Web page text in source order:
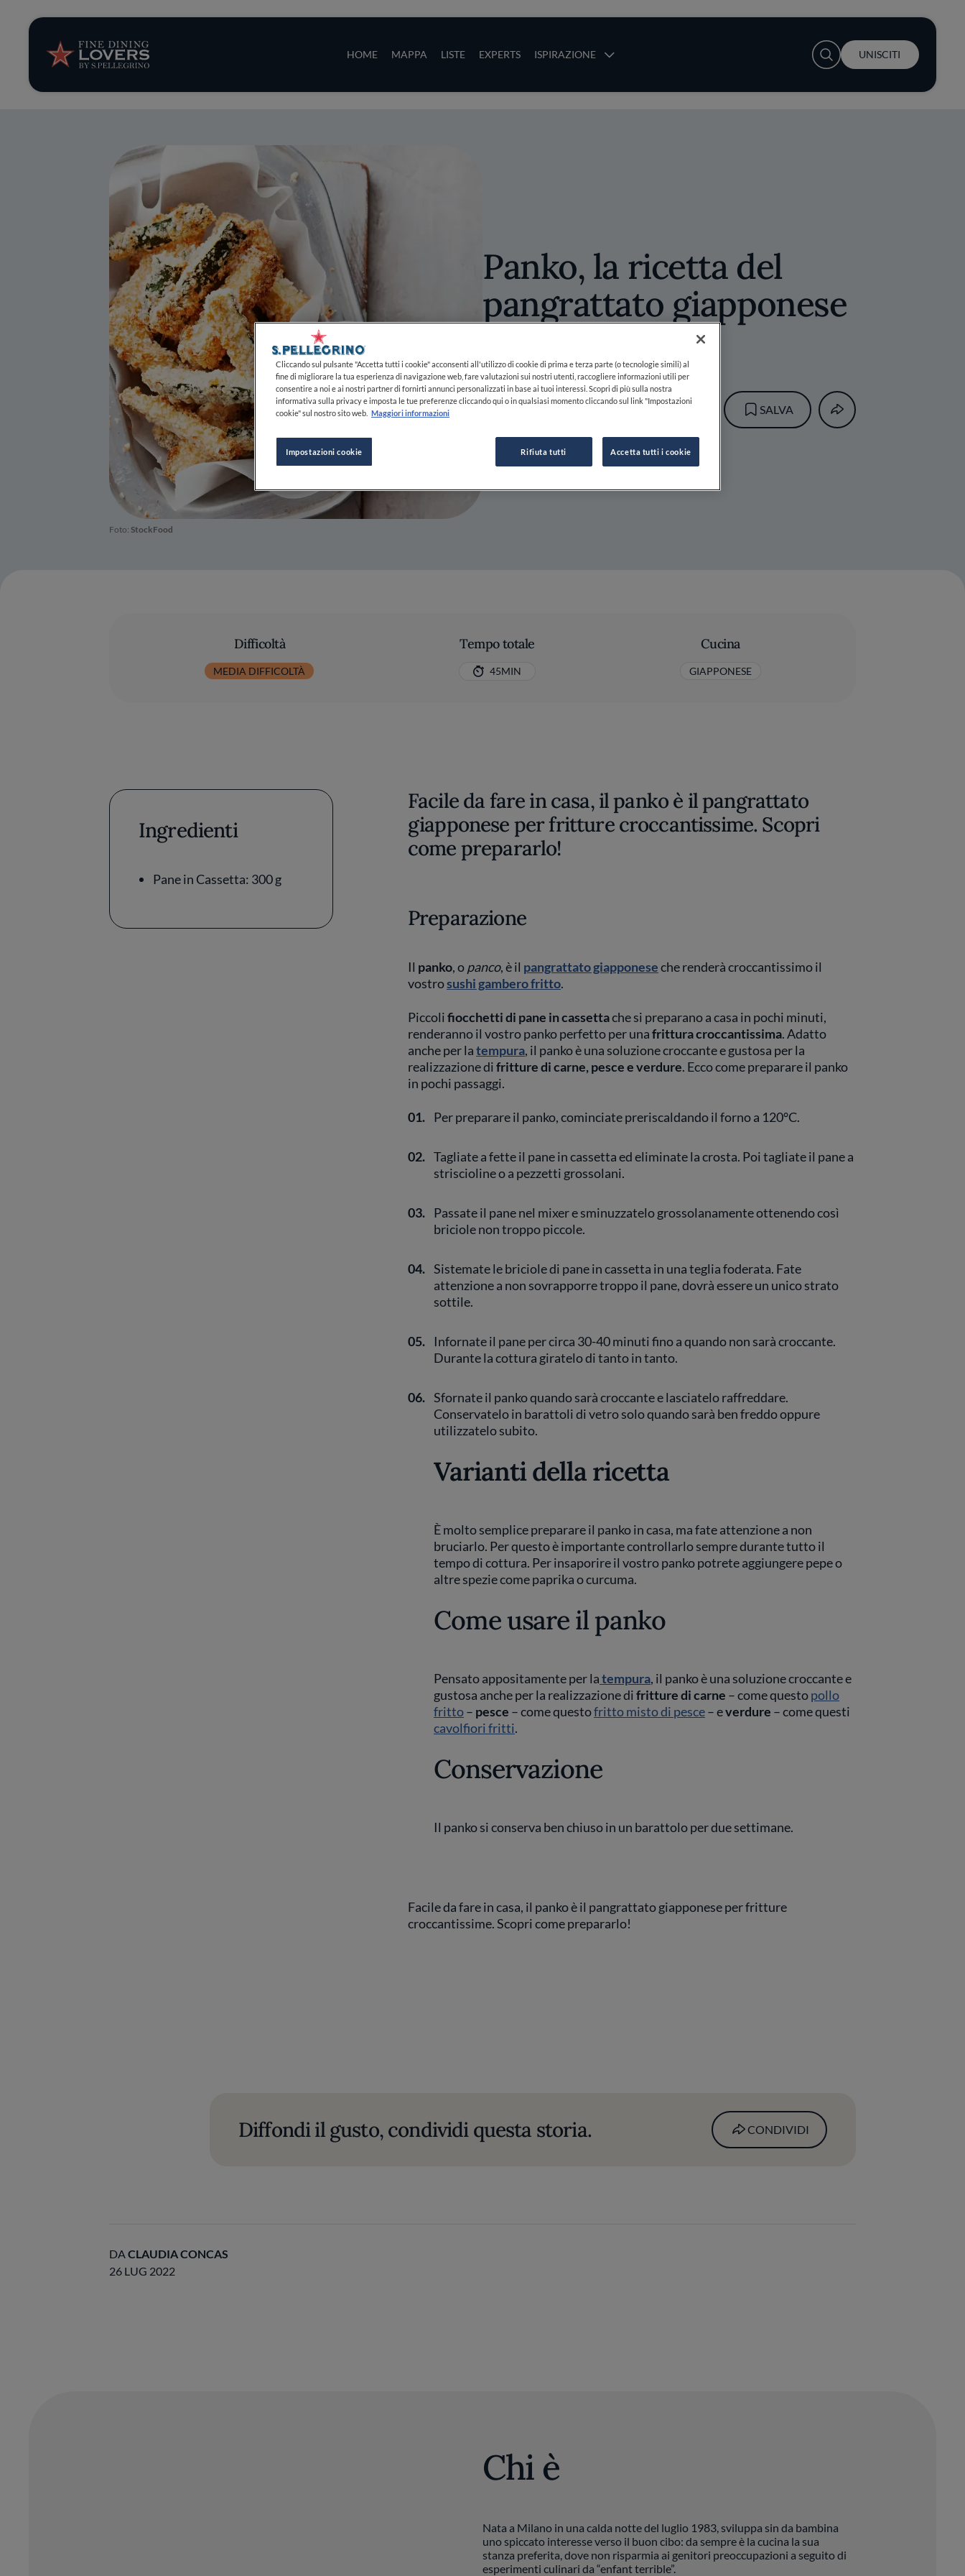
HOME MAPPA LISTE EXPERTS ISPIRAZIONE
Storie e tendenze
Ricette
Trucchi e consigli
Serie
User account menu
UNISCITI
Foto: StockFood
Panko, la ricetta del
pangrattato giapponese
DACLAUDIA CONCAS
SALVA
Difficoltà
MEDIA DIFFICOLTÀ
Tempo totale
45MIN
Cucina
GIAPPONESE
Ingredienti
Pane in Cassetta: 300 g
Facile da fare in casa, il panko è il pangrattato
giapponese per fritture croccantissime. Scopri
come prepararlo!
Preparazione
Il panko, opanco, è il pangrattato giapponeseche renderà croccantissimo il
vostrosushi gambero fritto.
Piccolifiocchetti di pane in cassettache si preparano a casa in pochi minuti,
renderanno il vostro panko perfetto per unafrittura croccantissima. Adatto
anche per latempura, il panko è una soluzione croccante e gustosa per la
realizzazione difritture di carne, pesce e verdure. Ecco come preparare il panko
in pochi passaggi.
01. Per preparare il panko, cominciate preriscaldando il forno a 120°C.
02. Tagliate a fette il pane in cassetta ed eliminate la crosta. Poi tagliate il pane a
striscioline o a pezzetti grossolani.
03. Passate il pane nel mixer e sminuzzatelo grossolanamente ottenendo così
briciole non troppo piccole.
04. Sistemate le briciole di pane in cassetta in una teglia foderata. Fate
attenzione a non sovrapporre troppo il pane, dovrà essere un unico strato
sottile.
05.
Infornate il pane per circa 30-40 minuti fino a quando non sarà croccante.
Durante la cottura giratelo di tanto in tanto.
06. Sfornate il panko quando sarà croccante e lasciatelo raffreddare.
Conservatelo in barattoli di vetro solo quando sarà ben freddo oppure
utilizzatelo subito.
Varianti della ricetta
È molto semplice preparare il panko in casa, ma fate attenzione a non
bruciarlo. Per questo è importante controllarlo sempre durante tutto il
tempo di cottura. Per insaporire il vostro panko potrete aggiungere pepe o
altre spezie come paprika o curcuma.
Come usare il panko
Pensato appositamente per latempura, il panko è una soluzione croccante e
gustosa anche per la realizzazione difritture di carne – come questopollo
fritto– pesce – come questofritto misto di pesce– everdure – come questi
cavolfiori fritti.
Conservazione
Il panko si conserva ben chiuso in un barattolo per due settimane.
Facile da fare in casa, il panko è il pangrattato giapponese per fritture
croccantissime. Scopri come prepararlo!
Diffondi il gusto, condividi questa storia. CONDIVIDI
DACLAUDIA CONCAS
26 LUG 2022
Chi è
Nata a Milano in una calda notte del luglio 1983, sviluppa sin da bambina
uno spiccato interesse verso il buon cibo: da sempre è la cucina la sua
stanza preferita, dove non risparmia ai genitori preoccupazioni a seguito di
esperimenti culinari da “enfant terrible”.
Cliccando sul pulsante "Accetta tutti i cookie" acconsenti all'utilizzo di cookie di prima e terza parte (o tecnologie simili) al
fine di migliorare la tua esperienza di navigazione web, fare valutazioni sui nostri utenti, raccogliere informazioni utili per
consentire a noi e ai nostri partner di fornirti annunci personalizzati in base ai tuoi interessi. Scopri di più sulla nostra
informativa sulla privacy e imposta le tue preferenze cliccando qui o in qualsiasi momento cliccando sul link "Impostazioni
cookie" sul nostro sito web. Maggiori informazioni
Impostazioni cookie Rifiuta tutti Accetta tutti i cookie